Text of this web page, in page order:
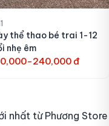
thể thao bé trai 1-12
nhẹ êm
240,000 đ
nhất từ Phương Store